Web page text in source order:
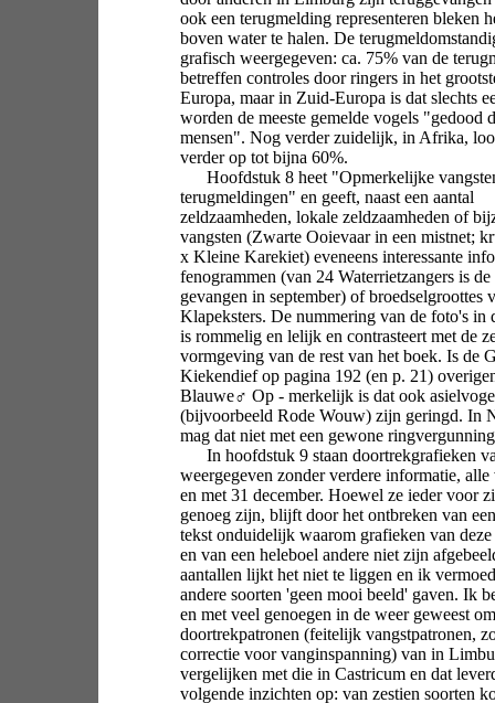
ook een terugmelding representeren bleken
boven water te halen. De
grafisch weergegeven: ca. 75% van de
betreffen controles door ringers in het
Europa, maar in Zuid-Europa is dat slechts
worden de meeste gemelde vogels "gedood
mensen". Nog verder zuidelijk, in Afrika,
verder op tot bijna 60%.
Hoofdstuk 8 heet "Opmerkelijke
terugmeldingen" en geeft, naast een aantal
zeldzaamheden, lokale zeldzaamheden of
vangsten (Zwarte Ooievaar in een mistnet;
x Kleine Karekiet) eveneens interessante
fenogrammen (van 24 Waterrietzangers is
gevangen in september) of broedselgroottes
Klapeksters. De nummering van de foto's in
is rommelig en lelijk en contrasteert met de
vormgeving van de rest van het boek. Is de
Kiekendief op pagina 192 (en p. 21)
Blauwe♂ Op - merkelijk is dat ook
(bijvoorbeeld Rode Wouw) zijn geringd. In
mag dat niet met een gewone
In hoofdstuk 9 staan doortrekgrafieken
weergegeven zonder verdere informatie,
en met 31 december. Hoewel ze ieder voor
genoeg zijn, blijft door het ontbreken van
tekst onduidelijk waarom grafieken van
en van een heleboel andere niet zijn
aantallen lijkt het niet te liggen en ik
andere soorten 'geen mooi beeld' gaven. Ik
en met veel genoegen in de weer geweest
doortrekpatronen (feitelijk vangstpatronen,
correctie voor vanginspanning) van in
vergelijken met die in Castricum en dat
volgende inzichten op: van zestien soorten